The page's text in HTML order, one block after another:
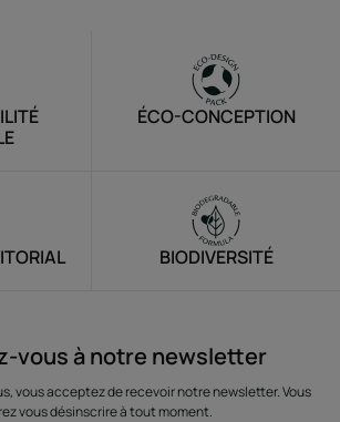
ÉCO-CONCEPTION
BIODIVERSITÉ
vous à notre newsletter
vous acceptez de recevoir notre newsletter. Vous
vous désinscrire à tout moment.